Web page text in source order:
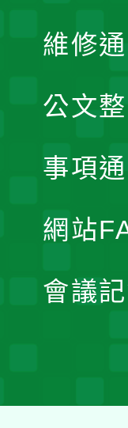
維修
公文
事項
網站
會議